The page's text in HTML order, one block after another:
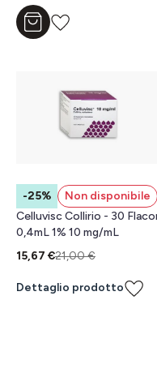
Aggiungi al carrello
-25%
Non disponibile
Celluvisc Collirio - 30
0,4mL 1% 10 mg/mL
15,67 €21,00 €
Dettaglio prodotto